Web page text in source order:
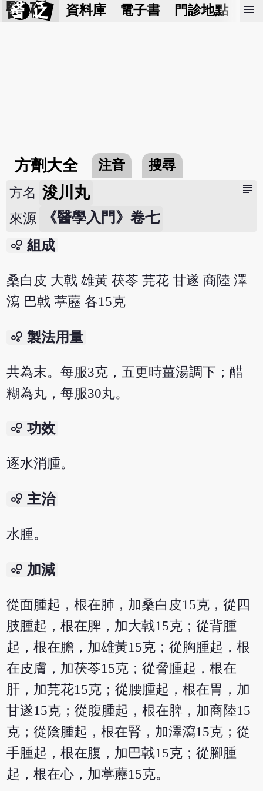
醫 砭 資料庫 電子書 門診地點 預
menu
方劑大全 注音 搜尋
subject
方名 浚川丸
來源 《醫學入門》卷七
bubble_chart 組成
桑白皮 大戟 雄黃 茯苓 芫花 甘遂 商陸 澤
瀉 巴戟 葶藶 各15克
bubble_chart 製法用量
共為末。每服3克，五更時薑湯調下；醋
糊為丸，每服30丸。
bubble_chart 功效
逐水消腫。
bubble_chart 主治
水腫。
bubble_chart 加減
從面腫起，根在肺，加桑白皮15克，從四
肢腫起，根在脾，加大戟15克；從背腫
起，根在膽，加雄黃15克；從胸腫起，根
在皮膚，加茯苓15克；從脅腫起，根在
肝，加芫花15克；從腰腫起，根在胃，加
甘遂15克；從腹腫起，根在脾，加商陸15
克；從陰腫起，根在腎，加澤瀉15克；從
手腫起，根在腹，加巴戟15克；從腳腫
起，根在心，加葶藶15克。